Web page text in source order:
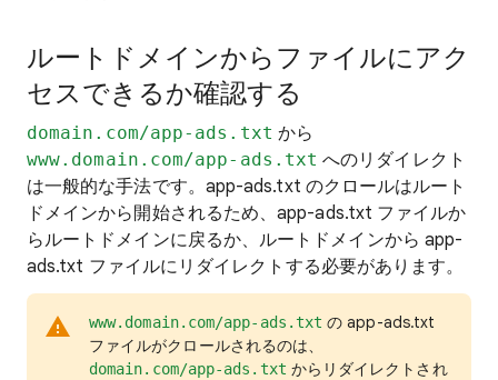
ルートドメインからファイルにアク
セスできるか確認する
domain.com/app-ads.txt から
www.domain.com/app-ads.txt へのリダイレクト
は一般的な手法です。app-ads.txt のクロールはルート
ドメインから開始されるため、app-ads.txt ファイルか
らルートドメインに戻るか、ルートドメインから app-
ads.txt ファイルにリダイレクトする必要があります。
www.domain.com/app-ads.txt の app-ads.txt
ファイルがクロールされるのは、
domain.com/app-ads.txt からリダイレクトされ